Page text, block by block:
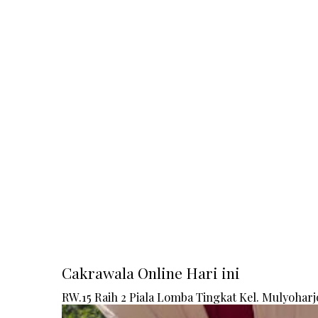
Cakrawala Online Hari ini
RW.15 Raih 2 Piala Lomba Tingkat Kel.